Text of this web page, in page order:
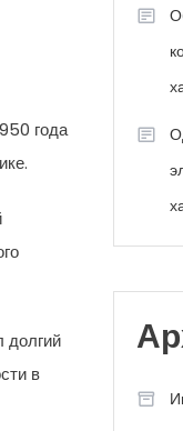
года
долгий
в